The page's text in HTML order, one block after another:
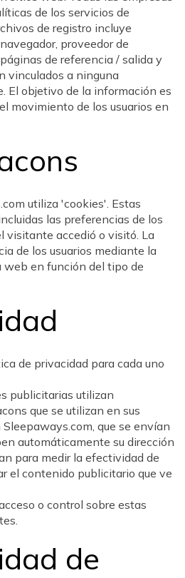
de los servicios de
de registro incluye
proveedor de
de referencia / salida y
vinculados a ninguna
El objetivo de la información es
movimiento de los usuarios en
utiliza 'cookies'. Estas
las preferencias de los
visitante accedió o visitó. La
de los usuarios mediante la
web en función del tipo de
de privacidad para cada uno
publicitarias utilizan
que se utilizan en sus
que se envían
automáticamente su dirección
para medir la efectividad de
el contenido publicitario que ve
o control sobre estas
de